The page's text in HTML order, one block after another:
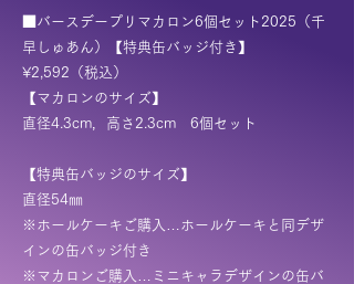
■バースデープリマカロン6個セット2025（千
早しゅあん）【特典缶バッジ付き】
¥2,592（税込）
【マカロンのサイズ】
直径4.3cm，高さ2.3cm 6個セット
【特典缶バッジのサイズ】
直径54㎜​
※ホールケーキご購入…ホールケーキと同デザ
インの缶バッジ付き
※​マカロンご購入…ミニキャラデザインの缶バ